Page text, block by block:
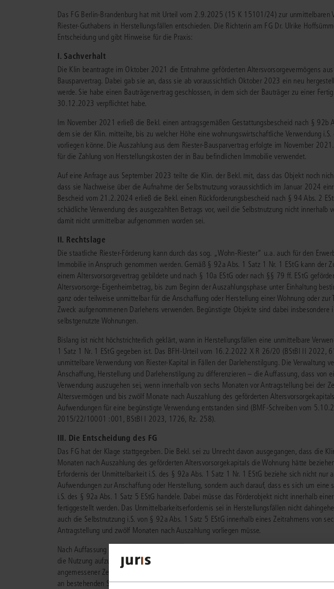
JURIS RECHT
Inhalte zu allen Fachgebieten
für Legal
Professionals.
mehr erfahren
Finden Sie Lösungen und
Bankrecht
Compliance
Erbrecht
Familienrecht
Handels- und
Insolvenzrecht
IT-und Medienrecht
Medizinrecht
Miet- und
JURIS BUSINESS
PRODUKTBERATUNG
Wir beraten Sie persönlich unter0681 5866-4466(Mo-Do 9-18 Uhr, Fr 9-17 Uhr).
Testen Sie auch gerne unseren Online-Produktberater für eine erste
Informationen und Management-Tools, die
Ihre Arbeitsprozesse erleichtern – aktuell,
vollständig und intelligent vernetzt.
Portfolio optimal auf Ihre Anforderungen
abstimmen.
alle Branchen
Vereine und
Studium und
arbeitet:Hilfe, Training, Downloads - hier
finden Sie alles, um juris noch besser zu
nutzen.
Referenten über Ihr Anliegen.Gerne
erörtern wir gemeinsam, wie das juris Portal
Sie am besten unterstützen kann.
Downloads
Veranstaltungen
Kontakt
Wir unterstützen Sie persönlich unter0681 5866-4422(Mo-Fr 8-18 Uhr).
Das FG Berlin-Brandenburg hat mit Urteil vom 2.9.2025 (15 K 15101/24) zur unmittelbaren
Riester-Guthabens in Herstellungsfällen entschieden. Die Richterin am FG Dr. Ulrike
Entscheidung und gibt Hinweise für die Praxis:
I. Sachverhalt
Die Klin beantragte im Oktober 2021 die Entnahme geförderten Altersvorsorgevermögens
Bausparvertrag. Dabei gab sie an, dass sie ab voraussichtlich Oktober 2023 ein neu
werde. Sie habe einen Bauträgervertrag geschlossen, in dem sich der Bauträger zu einer
30.12.2023 verpflichtet habe.
Im November 2021 erließ die Bekl. einen antragsgemäßen Gestattungsbescheid nach § 92b
dem sie der Klin. mitteilte, bis zu welcher Höhe eine wohnungswirtschaftliche Verwendung
vorliegen könne. Die Auszahlung aus dem Riester-Bausparvertrag erfolgte im November
für die Zahlung von Herstellungskosten der in Bau befindlichen Immobilie verwendet.
Auf eine Anfrage aus September 2023 teilte die Klin. der Bekl. mit, dass das Objekt noch
dass sie Nachweise über die Aufnahme der Selbstnutzung voraussichtlich im Januar 2024
Bescheid vom 21.2.2024 erließ die Bekl. einen Rückforderungsbescheid nach § 94 Abs. 2
schädliche Verwendung des ausgezahlten Betrags vor, weil die Selbstnutzung nicht innerhalb
damit nicht unmittelbar aufgenommen worden sei.
II. Rechtslage
Die staatliche Riester-Förderung kann durch das sog. „Wohn-Riester“ u.a. auch für den
Immobilie in Anspruch genommen werden. Gemäß § 92a Abs. 1 Satz 1 Nr. 1 EStG kann der
einem Altersvorsorgevertrag gebildete und nach § 10a EStG oder nach §§ 79 ff. EStG
Altersvorsorge-Eigenheimbetrag, bis zum Beginn der Auszahlungsphase unter Einhaltung
ganz oder teilweise unmittelbar für die Anschaffung oder Herstellung einer Wohnung oder zur
Zweck aufgenommenen Darlehens verwenden. Begünstigte Objekte sind dabei insbesondere
selbstgenutzte Wohnungen.
Bislang ist nicht höchstrichterlich geklärt, wann in Herstellungsfällen eine unmittelbare
1 Satz 1 Nr. 1 EStG gegeben ist. Das BFH-Urteil vom 16.2.2022 X R 26/20 (BStBl II 2022,
unmittelbare Verwendung von Riester-Kapital in Fällen der Darlehenstilgung. Die Verwaltung
Anschaffung, Herstellung und Darlehenstilgung zu differenzieren – die Auffassung, dass von
Verwendung auszugehen sei, wenn innerhalb von sechs Monaten vor Antragstellung bei der
Altersvermögen und bis zwölf Monate nach Auszahlung des geförderten
Aufwendungen für eine begünstigte Verwendung entstanden sind (BMF-Schreiben vom
2015/22/10001 :001, BStBl I 2023, 1726, Rz. 258).
III. Die Entscheidung des FG
Das FG hat der Klage stattgegeben. Die Bekl. sei zu Unrecht davon ausgegangen, dass die
Monaten nach Auszahlung des geförderten Altersvorsorgekapitals die Wohnung hätte
Erfordernis der Unmittelbarkeit i.S. des § 92a Abs. 1 Satz 1 Nr. 1 EStG beziehe sich nicht nur
Aufwendungen zur Anschaffung oder Herstellung, sondern auch darauf, dass es sich um eine
i.S. des § 92a Abs. 1 Satz 5 EStG handele. Dabei müsse das Förderobjekt nicht innerhalb
fertiggestellt werden. Das Unmittelbarkeitserfordernis sei in Herstellungsfällen nicht
auch die Selbstnutzung i.S. von § 92a Abs. 1 Satz 5 EStG innerhalb eines Zeitrahmens von
Antragstellung und zwölf Monaten nach Auszahlung vorliegen müsse.
Nach Auffassung des Gerichts müsse in Herstellungsfällen die Absicht des Zulageberechtigten,
die Nutzung aufzunehmen, fortbestehen und sich in objektiven Umständen manifestieren.
angemessener Zeit und werde das Objekt nach Fertigstellung vom Berechtigten selbstgenutzt,
an bestehenden Selbstnutzungsabsicht auszugehen. Zur Begründung hat das Gericht